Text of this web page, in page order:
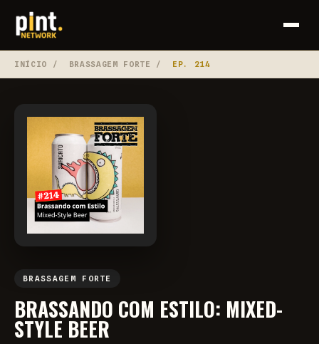
INÍCIO / BRASSAGEM FORTE / EP. 214
BRASSAGEM FORTE
BRASSANDO COM ESTILO: MIXED-
STYLE BEER